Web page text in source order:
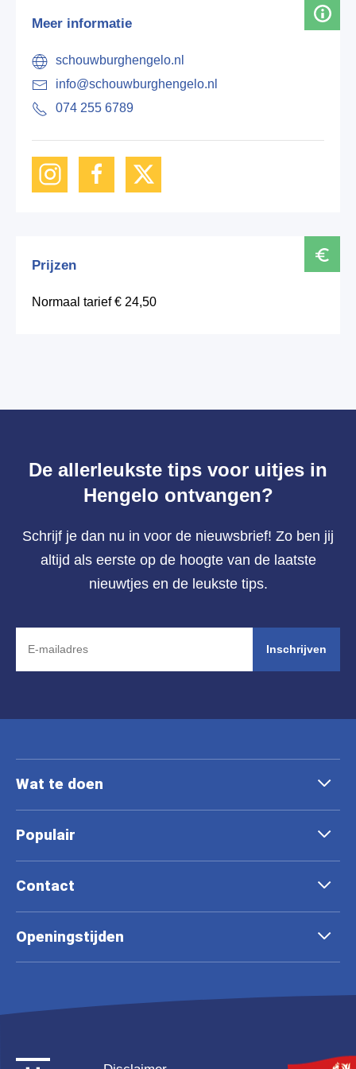
Meer informatie
schouwburghengelo.nl
info@schouwburghengelo.nl
074 255 6789
Prijzen
Normaal tarief € 24,50
De allerleukste tips voor uitjes in
Hengelo ontvangen?
Schrijf je dan nu in voor de nieuwsbrief! Zo ben jij
altijd als eerste op de hoogte van de laatste
nieuwtjes en de leukste tips.
Inschrijven
Wat te doen
Populair
Contact
Openingstijden